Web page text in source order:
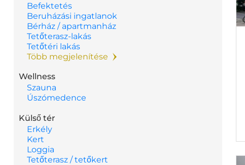
Befektetés
Beruházási ingatlanok
Bérház / apartmanház
Tetőterasz-lakás
Tetőtéri lakás
Több megjelenítése
Wellness
Szauna
Úszómedence
Külső tér
Erkély
Kert
Loggia
Tetőterasz / tetőkert